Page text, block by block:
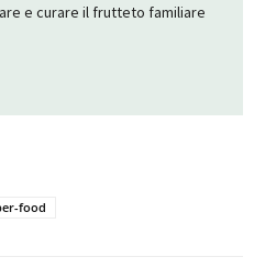
e curare il frutteto familiare
food